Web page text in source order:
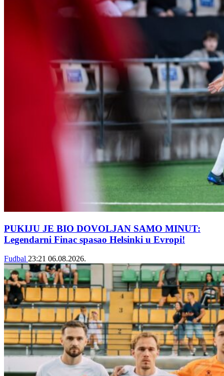
PUKIJU JE BIO DOVOLJAN SAMO MINUT:
Legendarni Finac spasao Helsinki u Evropi!
Fudbal 23:21 06.08.2026.